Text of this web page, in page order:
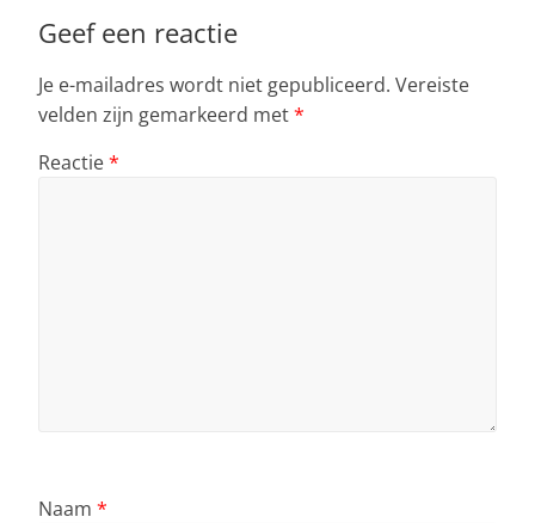
Geef een reactie
Je e-mailadres wordt niet gepubliceerd. Vereiste
velden zijn gemarkeerd met*
Reactie*
Naam *